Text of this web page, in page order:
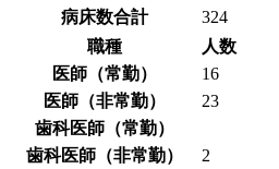
病床数合計
324
職種
人数
医師（常勤）
16
医師（非常勤）
23
歯科医師（常勤）
歯科医師（非常勤）
2